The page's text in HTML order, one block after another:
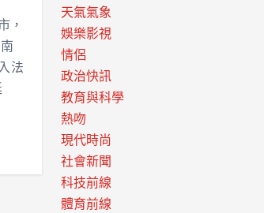
，
法
天氣氣象
娛樂影視
情侶
政治快訊
教育與科學
熱吻
現代時尚
社會新聞
科技前線
體育前線